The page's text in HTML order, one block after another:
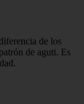
de los
de aguti. Es